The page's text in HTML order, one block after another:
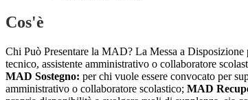
Cos'è
Chi Può Presentare la MAD? La Messa a Disposizione
tecnico, assistente amministrativo o collaboratore
MAD Sostegno: per chi vuole essere convocato per
amministrativo o collaboratore scolastico; MAD